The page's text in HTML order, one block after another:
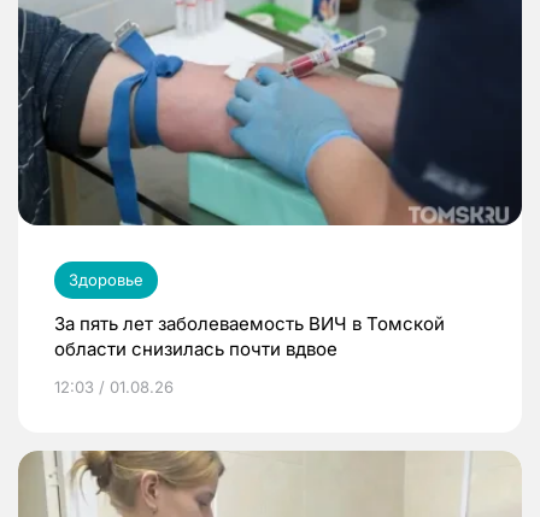
Здоровье
За пять лет заболеваемость ВИЧ в Томской
области снизилась почти вдвое
12:03 / 01.08.26